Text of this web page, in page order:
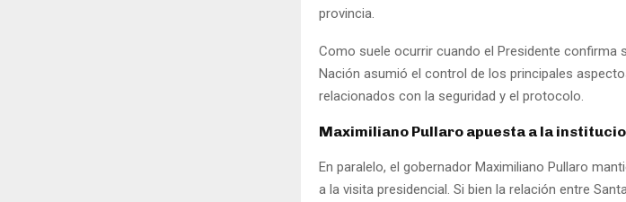
provincia.
Como suele ocurrir cuando el Presidente confirma
Nación asumió el control de los principales
relacionados con la seguridad y el protocolo.
Maximiliano Pullaro apuesta a la
En paralelo, el gobernador Maximiliano Pullaro
a la visita presidencial. Si bien la relación entre